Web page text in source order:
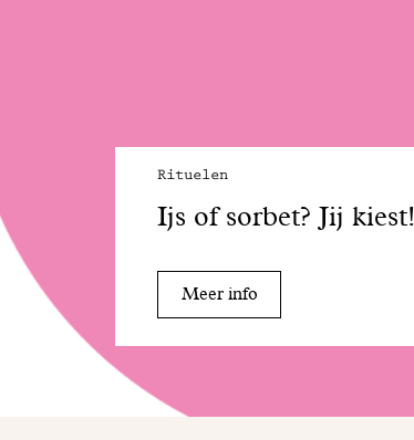
Rituelen
Ijs of sorbet? Jij kiest!
Meer info